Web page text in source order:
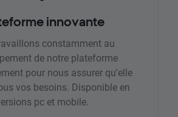
innovante
constamment au
de notre plateforme
pour nous assurer qu'elle
vos besoins. Disponible en
pc et mobile.